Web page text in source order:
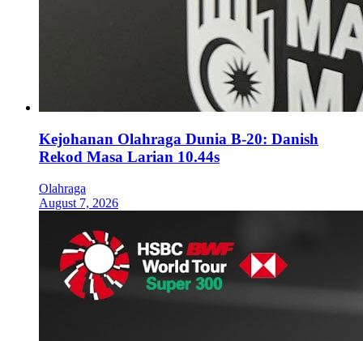
Kejohanan Olahraga Dunia B-20: Danish
Rekod Masa Larian 10.44s
Olahraga
August 7, 2026